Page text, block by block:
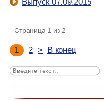
Выпуск 07.09.2015
Страница 1 из 2
1 2